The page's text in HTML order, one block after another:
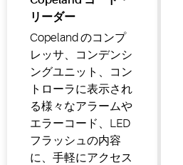
リーダー
Copeland のコンプ
レッサ、コンデンシ
ングユニット、コン
トローラに表示され
る様々なアラームや
エラーコード、LED
フラッシュの内容
に、手軽にアクセス